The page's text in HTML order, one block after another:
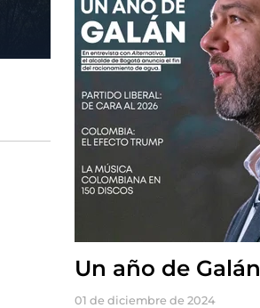
Un año de Galán
01 de diciembre de 2024